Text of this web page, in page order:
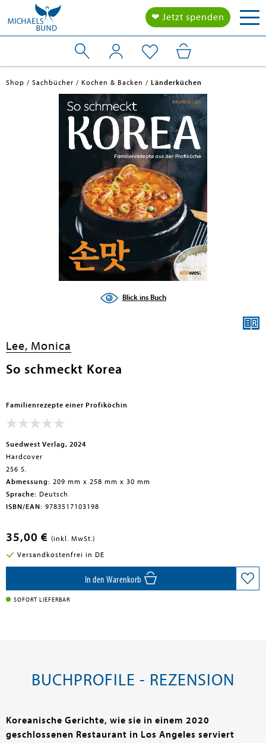
❤ Jetzt spenden
Shop Sachbücher Kochen & Backen Länderküchen
Blick ins Buch
Lee, Monica
So schmeckt Korea
Familienrezepte einer Profiköchin
Suedwest Verlag, 2024
Hardcover
256 S.
Abmessung: 209 mm x 258 mm x 30 mm
Sprache: Deutsch
ISBN/EAN: 9783517103198
35,00 € (inkl. MwSt.)
Versandkostenfrei in DE
In den Warenkorb
SOFORT LIEFERBAR
BUCHPROFILE - REZENSION
Koreanische Gerichte, wie sie in einem 2020
geschlossenen Restaurant in Los Angeles serviert